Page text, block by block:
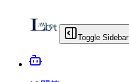
Toggle Sidebar